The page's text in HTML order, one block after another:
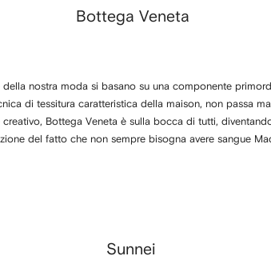
Bottega Veneta
nostra moda si basano su una componente
di tessitura caratteristica della maison, non passa
Bottega Veneta è sulla bocca di tutti,
del fatto che non sempre bisogna avere sangue
Sunnei